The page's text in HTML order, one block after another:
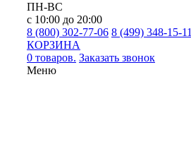
ПН-ВС
с 10:00 до 20:00
8 (800) 302-77-06 8 (499) 348-15-11
КОРЗИНА
0 товаров. Заказать звонок
Меню